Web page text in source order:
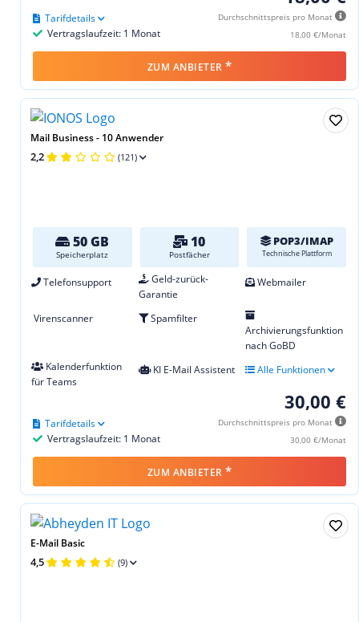
Durchschnittspreis pro Monat
18,00 €/Monat
Vertragslaufzeit: 1 Monat
Tarifdetails
ZUM ANBIETER *
Mail Business - 10 Anwender
2,2 (121)
50 GB
Speicherplatz
10
Postfächer
POP3/IMAP
Technische Plattform
Telefonsupport
Geld-zurück-
Garantie
Webmailer
Virenscanner
Spamfilter
Archivierungsfunktion
nach GoBD
Kalenderfunktion
für Teams
KI E-Mail Assistent Alle Funktionen
30,00 €
Durchschnittspreis pro Monat
30,00 €/Monat
Vertragslaufzeit: 1 Monat
Tarifdetails
ZUM ANBIETER *
E-Mail Basic
4,5 (9)